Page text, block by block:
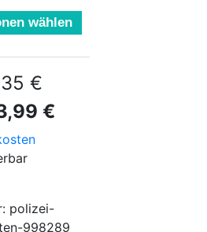
wählen
€
€
polizei-
998289